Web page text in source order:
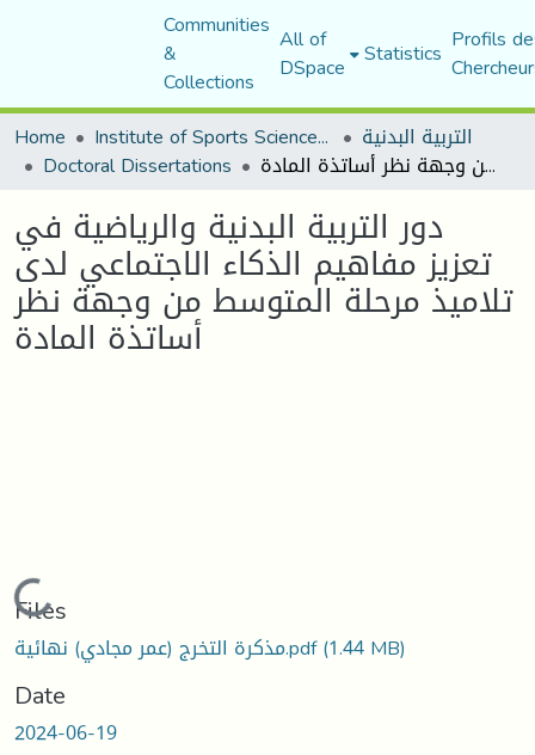
Communities
&
Collections
All of
DSpace Statistics Profils
Home
Institute of Sports Sciences and Techniques التربية البدنية
Doctoral Dissertations دور التربية البدنية والرياضية في تعزيز مفاهيم الذكاء الاجتماعي لدى تلاميذ مرحلة المتوسط من وجهة نظر أساتذة المادة
دور التربية البدنية والرياضية في
تعزيز مفاهيم الذكاء الاجتماعي لدى
تلاميذ مرحلة المتوسط من وجهة نظر
أساتذة المادة
Files
مذكرة التخرج (عمر مجادي) نهائية.pdf(1.44 MB)
Date
2024-06-19